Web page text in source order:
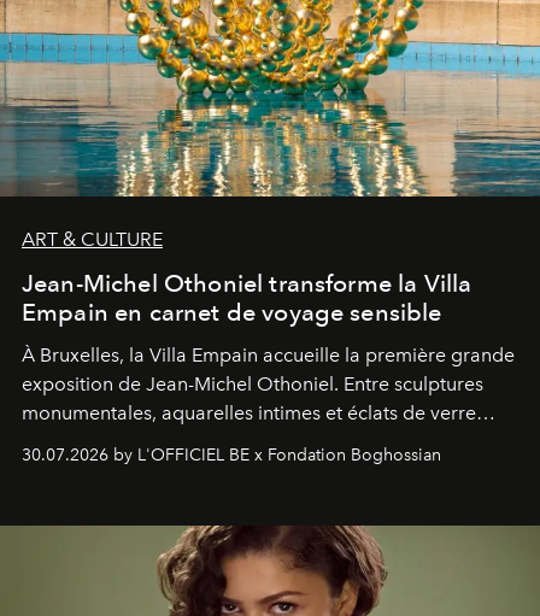
ART & CULTURE
Jean-Michel Othoniel transforme la Villa
Empain en carnet de voyage sensible
À Bruxelles, la Villa Empain accueille la première grande
exposition de Jean-Michel Othoniel. Entre sculptures
monumentales, aquarelles intimes et éclats de verre
soufflé, l’artiste français compose un itinéraire
émotionnel où chaque œuvre devient le souvenir
émerveillement.
30.07.2026 by L'OFFICIEL BE x Fondation Boghossian